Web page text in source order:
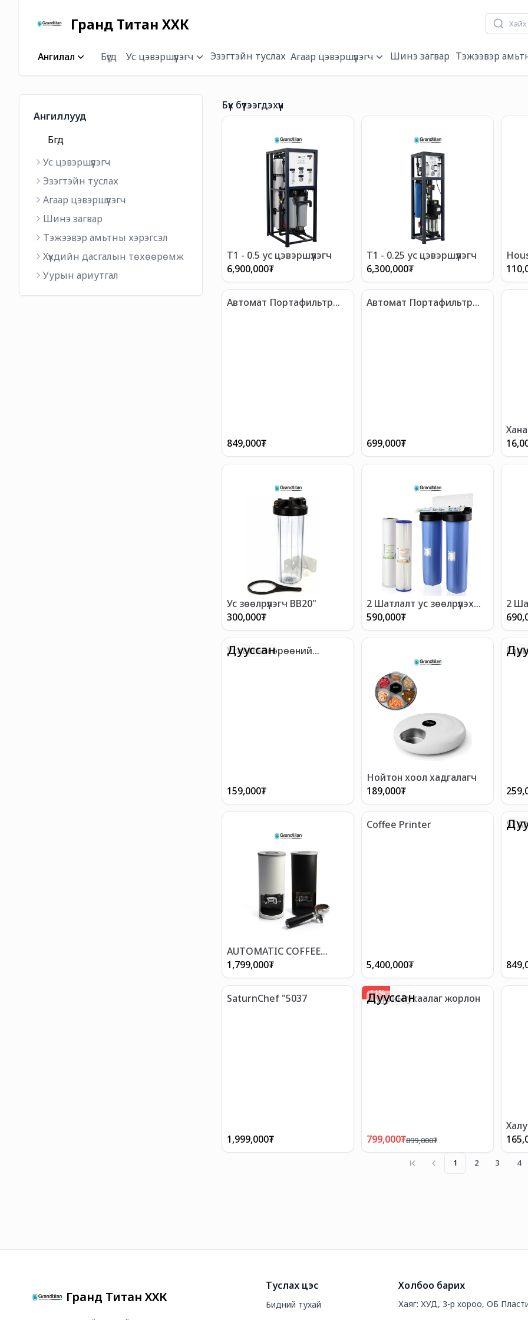
Гранд Титан ХХК
Ангилал Бүгд Ус цэвэршүүлэгч Эзэгтэйн туслах Агаар цэвэршүүлэгч Шинэ загвар Тэжээвэр
Ангиллууд
Бүгд
Ус цэвэршүүлэгч
Эзэгтэйн туслах
Агаар цэвэршүүлэгч
Шинэ загвар
Тэжээвэр амьтны хэрэгсэл
Хүүхдийн дасгалын төхөөрөмж
Уурын ариутгал
Бүх бүтээгдэхүүн
T1 - 0.5 ус цэвэршүүлэгч
6,900,000₮
T1 - 0.25 ус цэвэршүүлэгч
6,300,000₮
Автомат Портафильтр
849,000₮
Автомат Портафильтр
699,000₮
Ус зөөлрүүлэгч BB20"
300,000₮
2 Шатлалт ус зөөлрүүлэх
механик шүүлтүүр - BB20"
590,000₮
2
BB20"
Дууссан
Угаалгын өрөөний
159,000₮
Нойтон хоол хадгалагч
189,000₮
AUTOMATIC COFFEE
TAMPER
1,799,000₮
Coffee Printer
5,400,000₮
SaturnChef "5037
1,999,000₮
-11%
Дууссан
Муурны ухаалаг жорлон
799,000₮899,000₮
1 2 3 4
Гранд Титан ХХК
Туслах цэс
Бидний тухай
Холбоо барих
Хаяг: ХУД, 3-р хороо, ОБ